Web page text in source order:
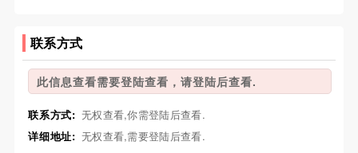
联系方式
此信息查看需要登陆查看，请登陆后查看.
联系方式: 无权查看,你需登陆后查看.
详细地址: 无权查看,需要登陆后查看.